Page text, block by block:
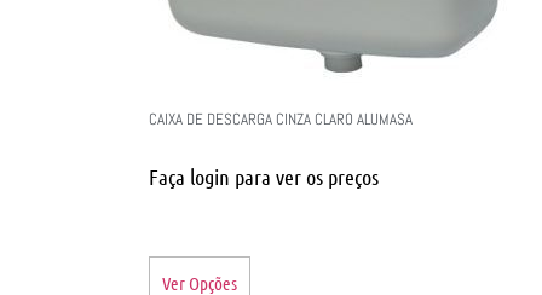
CAIXA DE DESCARGA CINZA CLARO ALUMASA
Faça login para ver os preços
Ver Opções